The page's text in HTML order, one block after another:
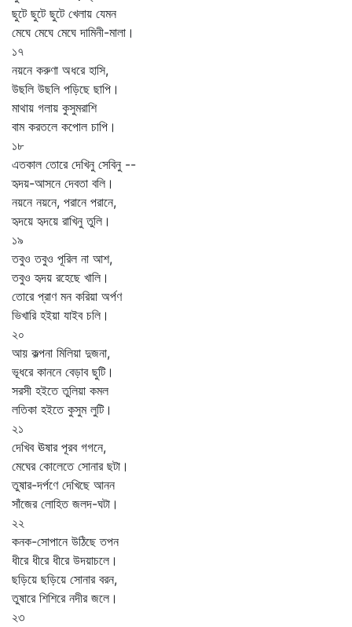
ছুটে ছুটে ছুটে খেলায় যেমন
মেঘে মেঘে মেঘে দামিনী-মালা।
১৭
নয়নে করুণা অধরে হাসি,
উছলি উছলি পড়িছে ছাপি।
মাথায় গলায় কুসুমরাশি
বাম করতলে কপোল চাপি।
১৮
এতকাল তোরে দেখিনু সেবিনু --
হৃদয়-আসনে দেবতা বলি।
নয়নে নয়নে, পরানে পরানে,
হৃদয়ে হৃদয়ে রাখিনু তুলি।
১৯
তবুও তবুও পূরিল না আশ,
তবুও হৃদয় রহেছে খালি।
তোরে প্রাণ মন করিয়া অর্পণ
ভিখারি হইয়া যাইব চলি।
২০
আয় কল্পনা মিলিয়া দুজনা,
ভূধরে কাননে বেড়াব ছুটি।
সরসী হইতে তুলিয়া কমল
লতিকা হইতে কুসুম লুটি।
২১
দেখিব ঊষার পূরব গগনে,
মেঘের কোলেতে সোনার ছটা।
তুষার-দর্পণে দেখিছে আনন
সাঁজের লোহিত জলদ-ঘটা।
২২
কনক-সোপানে উঠিছে তপন
ধীরে ধীরে ধীরে উদয়াচলে।
ছড়িয়ে ছড়িয়ে সোনার বরন,
তুষারে শিশিরে নদীর জলে।
২৩